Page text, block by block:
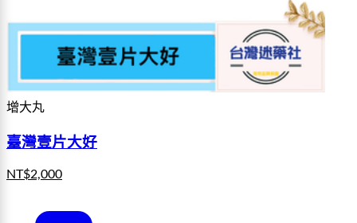
增大丸
臺灣壹片大好
NT$2,000